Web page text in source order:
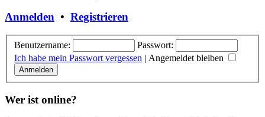
Anmelden • Registrieren
Benutzername:
Passwort:
Ich habe mein Passwort vergessen | Angemeldet bleiben
Wer ist online?